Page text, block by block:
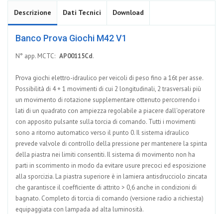
Descrizione Dati Tecnici Download
Banco Prova Giochi M42 V1
N° app. MCTC: AP00115Cd.
Prova giochi elettro-idraulico per veicoli di peso fino a 16t per asse.
Possibilità di 4 + 1 movimenti di cui 2 longitudinali, 2 trasversali più
un movimento di rotazione supplementare ottenuto percorrendo i
lati di un quadrato con ampiezza regolabile a piacere dall'operatore
con apposito pulsante sulla torcia di comando. Tutti i movimenti
sono a ritorno automatico verso il punto 0. Il sistema idraulico
prevede valvole di controllo della pressione per mantenere la spinta
della piastra nei limiti consentiti. Il sistema di movimento non ha
parti in scorrimento in modo da evitare usure precoci ed esposizione
alla sporcizia. La piastra superiore è in lamiera antisdrucciolo zincata
che garantisce il coefficiente di attrito > 0,6 anche in condizioni di
bagnato. Completo di torcia di comando (versione radio a richiesta)
equipaggiata con lampada ad alta luminosità.